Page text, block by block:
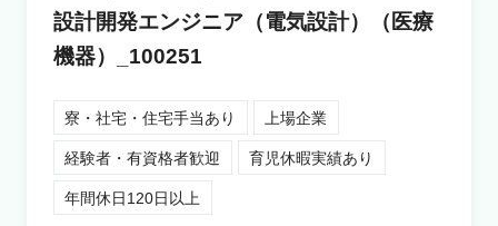
コラム
コンサルタント紹介
設計開発エンジニア（電気設計）（医療
機器）_100251
寮・社宅・住宅手当あり 上場企業
経験者・有資格者歓迎 育児休暇実績あり
年間休日120日以上